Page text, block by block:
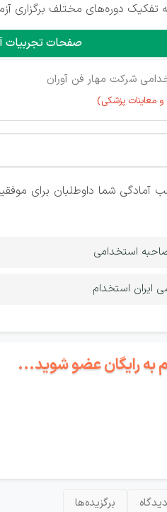
تفکیک دوره‌های مختلف برگزاری
صفحات تجربیات
شرکت مهار فن آوران
معاینات پزشکی)
آمادگی شما داوطلبان برای
استخدامی
ایران استخدام
به رایگان عضو شوید...
برگزیده‌ها